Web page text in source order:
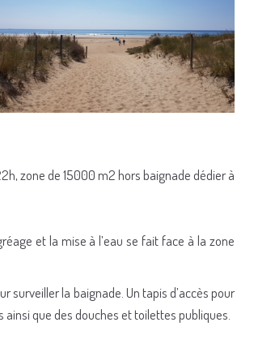
zone de 15000 m2 hors baignade dédier à
et la mise à l’eau se fait face à la zone
surveiller la baignade. Un tapis d’accès pour
que des douches et toilettes publiques.